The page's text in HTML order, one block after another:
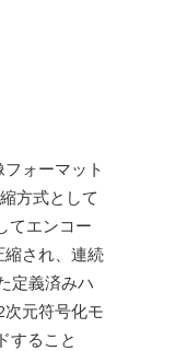
ォーマット
方式として
てエンコー
縮され、連続
定義済みハ
元符号化モ
すること